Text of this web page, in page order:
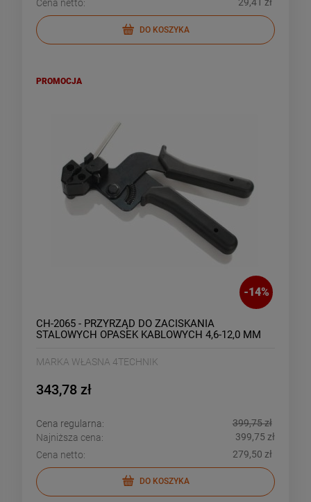
Cena netto: 29,41 zł
DO KOSZYKA
-14%
CH-2065 - PRZYRZĄD DO ZACISKANIA
STALOWYCH OPASEK KABLOWYCH 4,6-12,0 MM
MARKA WŁASNA 4TECHNIK
343,78 zł
Cena regularna:
399,75 zł
Najniższa cena:
399,75 zł
Cena netto:
279,50 zł
DO KOSZYKA
PROMOCJA